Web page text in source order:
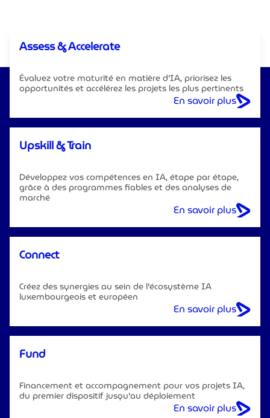
Assess & Accelerate
Évaluez votre maturité en matière d'IA, priorisez les
opportunités et accélérez les projets les plus pertinents
En savoir plus
Upskill & Train
Développez vos compétences en IA, étape par étape,
grâce à des programmes fiables et des analyses de
marché
En savoir plus
Connect
Créez des synergies au sein de l'écosystème IA
luxembourgeois et européen
En savoir plus
Fund
Financement et accompagnement pour vos projets IA,
du premier dispositif jusqu'au déploiement
En savoir plus